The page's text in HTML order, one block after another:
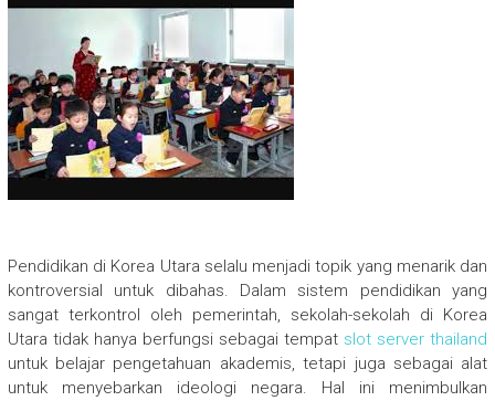
Pendidikan di Korea Utara selalu menjadi topik yang menarik dan
kontroversial untuk dibahas. Dalam sistem pendidikan yang
sangat terkontrol oleh pemerintah, sekolah-sekolah di Korea
Utara tidak hanya berfungsi sebagai tempat slot server thailand
untuk belajar pengetahuan akademis, tetapi juga sebagai alat
untuk menyebarkan ideologi negara. Hal ini menimbulkan